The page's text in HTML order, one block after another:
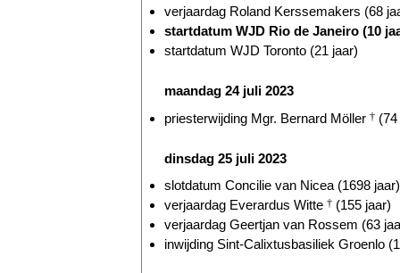
verjaardag Roland Kerssemakers (68
startdatum WJD Rio de Janeiro (10
startdatum WJD Toronto (21 jaar)
maandag 24 juli 2023
priesterwijding Mgr. Bernard Möller †
dinsdag 25 juli 2023
slotdatum Concilie van Nicea (1698 jaar)
verjaardag Everardus Witte † (155 jaar)
verjaardag Geertjan van Rossem (63
inwijding Sint-Calixtusbasiliek Groenlo